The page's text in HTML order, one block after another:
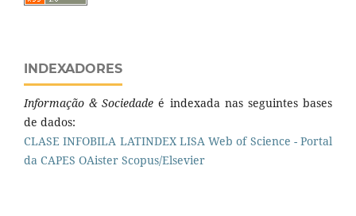
INDEXADORES
Informação & Sociedadeé indexada nas seguintes bases
de dados:
CLASE INFOBILA LATINDEX LISA Web of Science - Portal
da CAPES OAister Scopus/Elsevier